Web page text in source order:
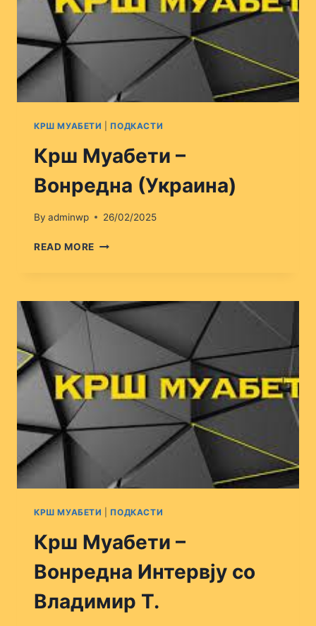
КРШ МУАБЕТИ ПОДКАСТИ
Крш Муабети –
Вонредна (Украина)
By adminwp 26/02/2025
READ MORE КРШ
(УКРАИНА)
КРШ МУАБЕТИ ПОДКАСТИ
Крш Муабети –
Вонредна Интервју со
Владимир Т.